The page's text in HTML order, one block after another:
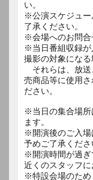
い。
※公演スケジュー
了承ください。
※会場へのお問合
※当日番組収録が
撮影の対象になる
それらは、放送
売商品等に使用
ださい。
※当日の集合場所
ます。
※開演後のご入場
予めご了承くださ
※開演時間が過ぎ
近くのスタッフに
※特設会場のため